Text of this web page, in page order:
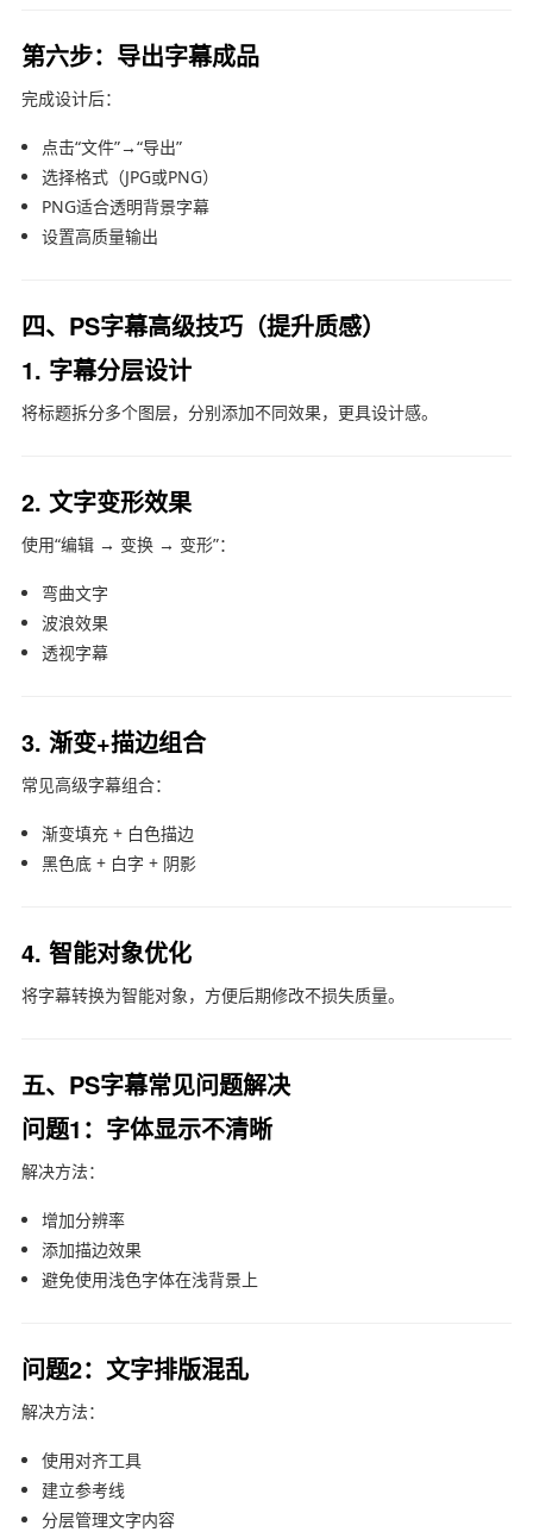
第六步：导出字幕成品
完成设计后：
点击“文件”→“导出”
选择格式（JPG或PNG）
PNG适合透明背景字幕
设置高质量输出
四、PS字幕高级技巧（提升质感）
1. 字幕分层设计
将标题拆分多个图层，分别添加不同效果，更具设计感。
2. 文字变形效果
使用“编辑 → 变换 → 变形”：
弯曲文字
波浪效果
透视字幕
3. 渐变+描边组合
常见高级字幕组合：
渐变填充 + 白色描边
黑色底 + 白字 + 阴影
4. 智能对象优化
将字幕转换为智能对象，方便后期修改不损失质量。
五、PS字幕常见问题解决
问题1：字体显示不清晰
解决方法：
增加分辨率
添加描边效果
避免使用浅色字体在浅背景上
问题2：文字排版混乱
解决方法：
使用对齐工具
建立参考线
分层管理文字内容